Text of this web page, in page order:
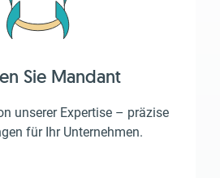
Sie Mandant
unserer Expertise – präzise
für Ihr Unternehmen.